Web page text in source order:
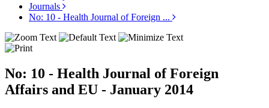
Journals
No: 10 - Health Journal of Foreign ...
No: 10 - Health Journal of Foreign
Affairs and EU - January 2014